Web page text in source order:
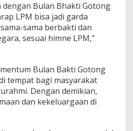
r
k
a
y
Bulan Bhakti Gotong
LPM bisa jadi garda
sama berbakti dan
sesuai himne LPM,”
Bulan Bakti Gotong
tempat bagi masyarakat
Dengan demikian,
dan kekeluargaan di